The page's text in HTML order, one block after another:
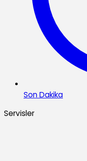
Son Dakika
Servisler